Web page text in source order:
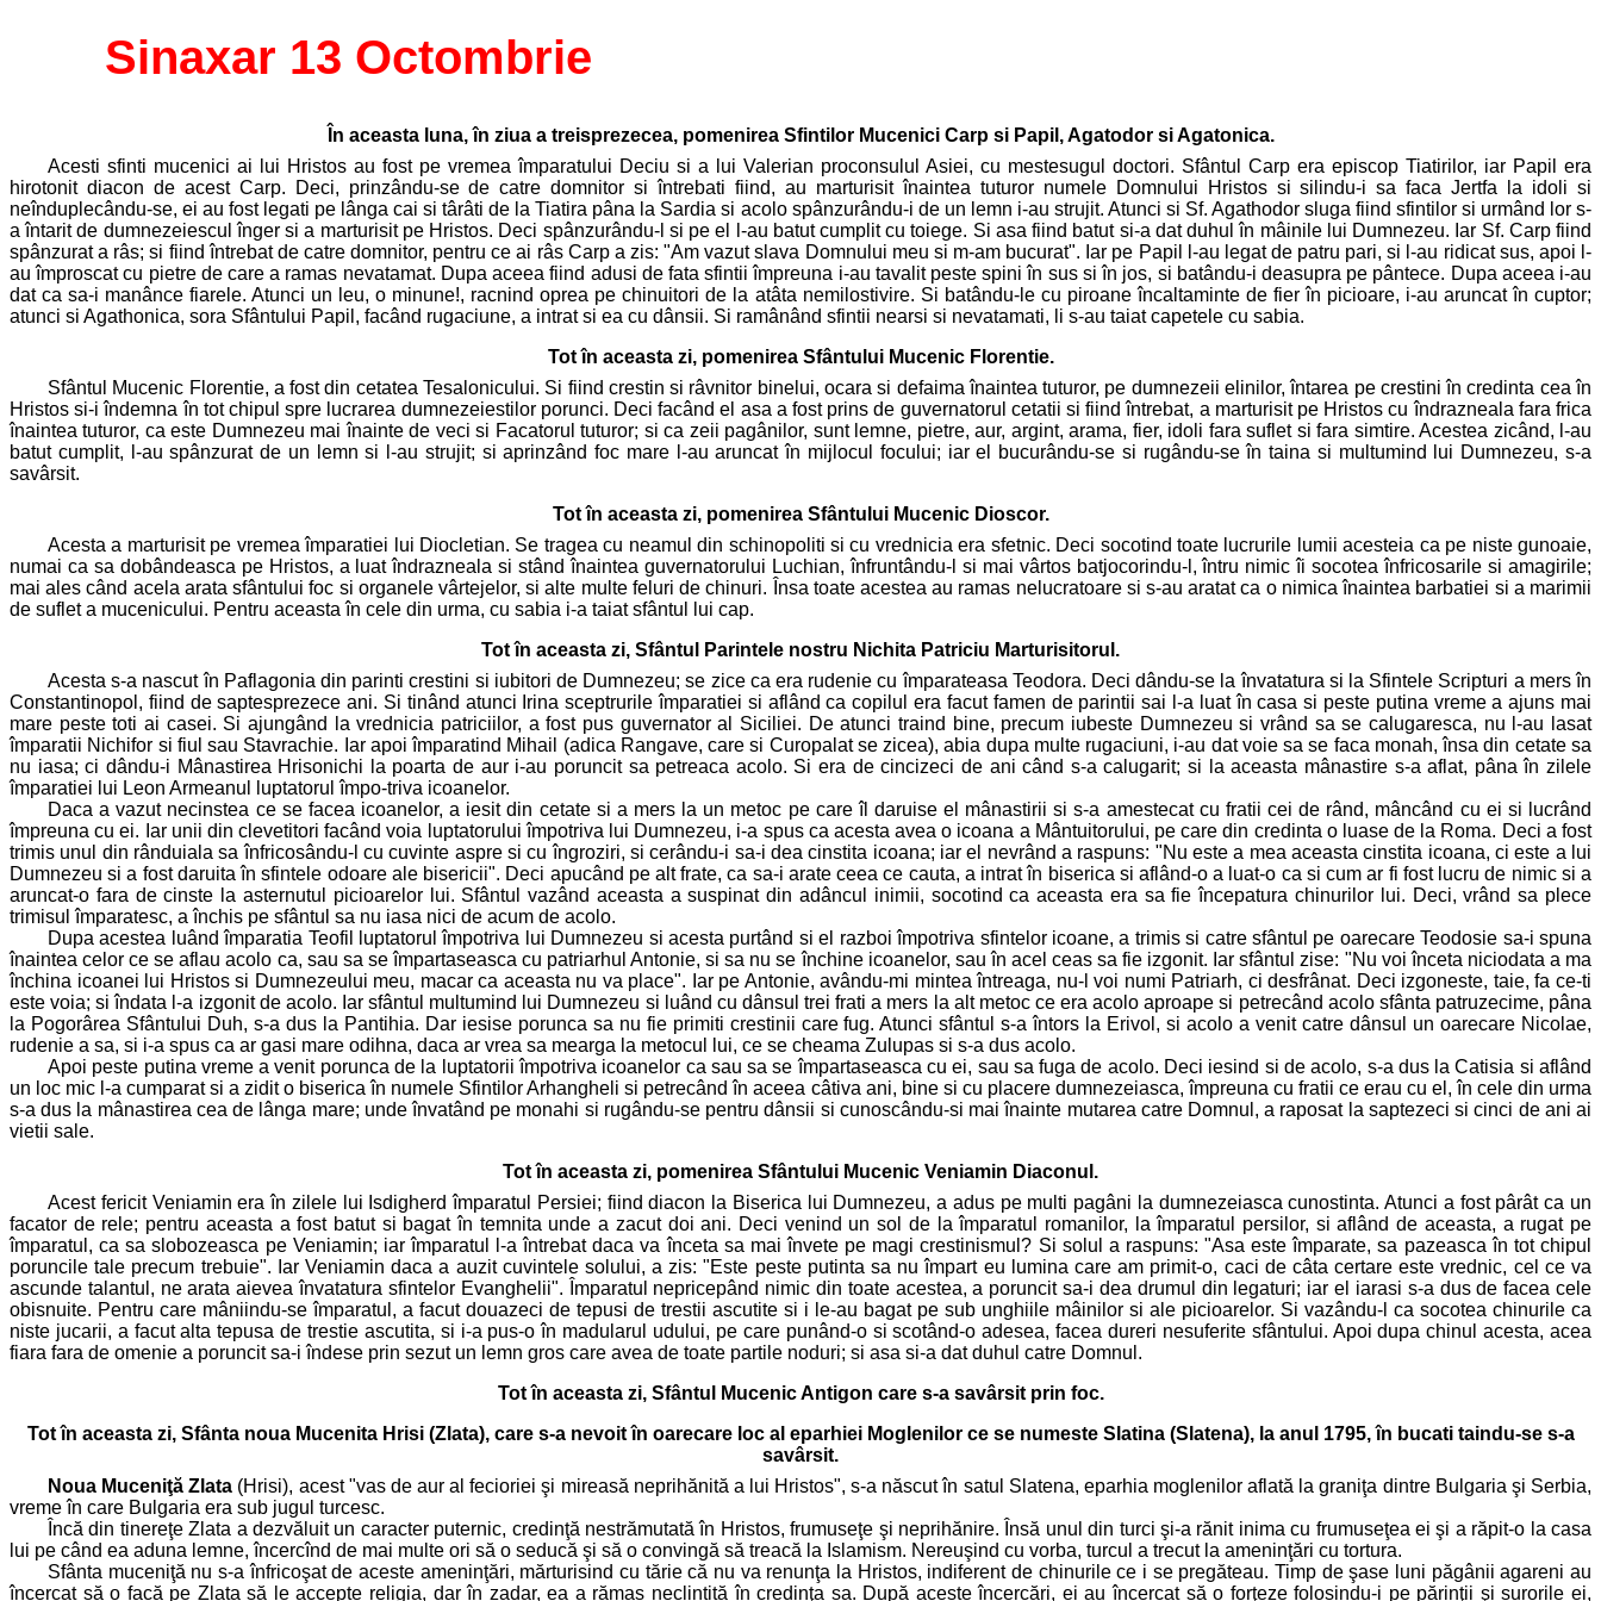
Sinaxar 13 Octombrie
În aceasta luna, în ziua a treisprezecea, pomenirea Sfintilor Mucenici Carp si Papil, Agatodor si Agatonica.
Acesti sfinti mucenici ai lui Hristos au fost pe vremea împaratului Deciu si a lui Valerian proconsulul Asiei, cu mestesugul doctori. Sfântul Carp era episcop Tiatirilor, iar Papil era
hirotonit diacon de acest Carp. Deci, prinzându-se de catre domnitor si întrebati fiind, au marturisit înaintea tuturor numele Domnului Hristos si silindu-i sa faca Jertfa la idoli si
neînduplecându-se, ei au fost legati pe lânga cai si târâti de la Tiatira pâna la Sardia si acolo spânzurându-i de un lemn i-au strujit. Atunci si Sf. Agathodor sluga fiind sfintilor si urmând lor s-
a întarit de dumnezeiescul înger si a marturisit pe Hristos. Deci spânzurându-l si pe el l-au batut cumplit cu toiege. Si asa fiind batut si-a dat duhul în mâinile lui Dumnezeu. Iar Sf. Carp fiind
spânzurat a râs; si fiind întrebat de catre domnitor, pentru ce ai râs Carp a zis: "Am vazut slava Domnului meu si m-am bucurat". Iar pe Papil l-au legat de patru pari, si l-au ridicat sus, apoi l-
au împroscat cu pietre de care a ramas nevatamat. Dupa aceea fiind adusi de fata sfintii împreuna i-au tavalit peste spini în sus si în jos, si batându-i deasupra pe pântece. Dupa aceea i-au
dat ca sa-i manânce fiarele. Atunci un leu, o minune!, racnind oprea pe chinuitori de la atâta nemilostivire. Si batându-le cu piroane încaltaminte de fier în picioare, i-au aruncat în cuptor;
atunci si Agathonica, sora Sfântului Papil, facând rugaciune, a intrat si ea cu dânsii. Si ramânând sfintii nearsi si nevatamati, li s-au taiat capetele cu sabia.
Tot în aceasta zi, pomenirea Sfântului Mucenic Florentie.
Sfântul Mucenic Florentie, a fost din cetatea Tesalonicului. Si fiind crestin si râvnitor binelui, ocara si defaima înaintea tuturor, pe dumnezeii elinilor, întarea pe crestini în credinta cea în
Hristos si-i îndemna în tot chipul spre lucrarea dumnezeiestilor porunci. Deci facând el asa a fost prins de guvernatorul cetatii si fiind întrebat, a marturisit pe Hristos cu îndrazneala fara frica
înaintea tuturor, ca este Dumnezeu mai înainte de veci si Facatorul tuturor; si ca zeii pagânilor, sunt lemne, pietre, aur, argint, arama, fier, idoli fara suflet si fara simtire. Acestea zicând, l-au
batut cumplit, l-au spânzurat de un lemn si l-au strujit; si aprinzând foc mare l-au aruncat în mijlocul focului; iar el bucurându-se si rugându-se în taina si multumind lui Dumnezeu, s-a
savârsit.
Tot în aceasta zi, pomenirea Sfântului Mucenic Dioscor.
Acesta a marturisit pe vremea împaratiei lui Diocletian. Se tragea cu neamul din schinopoliti si cu vrednicia era sfetnic. Deci socotind toate lucrurile lumii acesteia ca pe niste gunoaie,
numai ca sa dobândeasca pe Hristos, a luat îndrazneala si stând înaintea guvernatorului Luchian, înfruntându-l si mai vârtos batjocorindu-l, întru nimic îi socotea înfricosarile si amagirile;
mai ales când acela arata sfântului foc si organele vârtejelor, si alte multe feluri de chinuri. Însa toate acestea au ramas nelucratoare si s-au aratat ca o nimica înaintea barbatiei si a marimii
de suflet a mucenicului. Pentru aceasta în cele din urma, cu sabia i-a taiat sfântul lui cap.
Tot în aceasta zi, Sfântul Parintele nostru Nichita Patriciu Marturisitorul.
Acesta s-a nascut în Paflagonia din parinti crestini si iubitori de Dumnezeu; se zice ca era rudenie cu împarateasa Teodora. Deci dându-se la învatatura si la Sfintele Scripturi a mers în
Constantinopol, fiind de saptesprezece ani. Si tinând atunci Irina sceptrurile împaratiei si aflând ca copilul era facut famen de parintii sai l-a luat în casa si peste putina vreme a ajuns mai
mare peste toti ai casei. Si ajungând la vrednicia patriciilor, a fost pus guvernator al Siciliei. De atunci traind bine, precum iubeste Dumnezeu si vrând sa se calugaresca, nu l-au lasat
împaratii Nichifor si fiul sau Stavrachie. Iar apoi împaratind Mihail (adica Rangave, care si Curopalat se zicea), abia dupa multe rugaciuni, i-au dat voie sa se faca monah, însa din cetate sa
nu iasa; ci dându-i Mânastirea Hrisonichi la poarta de aur i-au poruncit sa petreaca acolo. Si era de cincizeci de ani când s-a calugarit; si la aceasta mânastire s-a aflat, pâna în zilele
împaratiei lui Leon Armeanul luptatorul împo-triva icoanelor.
Daca a vazut necinstea ce se facea icoanelor, a iesit din cetate si a mers la un metoc pe care îl daruise el mânastirii si s-a amestecat cu fratii cei de rând, mâncând cu ei si lucrând
împreuna cu ei. Iar unii din clevetitori facând voia luptatorului împotriva lui Dumnezeu, i-a spus ca acesta avea o icoana a Mântuitorului, pe care din credinta o luase de la Roma. Deci a fost
trimis unul din rânduiala sa înfricosându-l cu cuvinte aspre si cu îngroziri, si cerându-i sa-i dea cinstita icoana; iar el nevrând a raspuns: "Nu este a mea aceasta cinstita icoana, ci este a lui
Dumnezeu si a fost daruita în sfintele odoare ale bisericii". Deci apucând pe alt frate, ca sa-i arate ceea ce cauta, a intrat în biserica si aflând-o a luat-o ca si cum ar fi fost lucru de nimic si a
aruncat-o fara de cinste la asternutul picioarelor lui. Sfântul vazând aceasta a suspinat din adâncul inimii, socotind ca aceasta era sa fie începatura chinurilor lui. Deci, vrând sa plece
trimisul împaratesc, a închis pe sfântul sa nu iasa nici de acum de acolo.
Dupa acestea luând împaratia Teofil luptatorul împotriva lui Dumnezeu si acesta purtând si el razboi împotriva sfintelor icoane, a trimis si catre sfântul pe oarecare Teodosie sa-i spuna
înaintea celor ce se aflau acolo ca, sau sa se împartaseasca cu patriarhul Antonie, si sa nu se închine icoanelor, sau în acel ceas sa fie izgonit. Iar sfântul zise: "Nu voi înceta niciodata a ma
închina icoanei lui Hristos si Dumnezeului meu, macar ca aceasta nu va place". Iar pe Antonie, avându-mi mintea întreaga, nu-l voi numi Patriarh, ci desfrânat. Deci izgoneste, taie, fa ce-ti
este voia; si îndata l-a izgonit de acolo. Iar sfântul multumind lui Dumnezeu si luând cu dânsul trei frati a mers la alt metoc ce era acolo aproape si petrecând acolo sfânta patruzecime, pâna
la Pogorârea Sfântului Duh, s-a dus la Pantihia. Dar iesise porunca sa nu fie primiti crestinii care fug. Atunci sfântul s-a întors la Erivol, si acolo a venit catre dânsul un oarecare Nicolae,
rudenie a sa, si i-a spus ca ar gasi mare odihna, daca ar vrea sa mearga la metocul lui, ce se cheama Zulupas si s-a dus acolo.
Apoi peste putina vreme a venit porunca de la luptatorii împotriva icoanelor ca sau sa se împartaseasca cu ei, sau sa fuga de acolo. Deci iesind si de acolo, s-a dus la Catisia si aflând
un loc mic l-a cumparat si a zidit o biserica în numele Sfintilor Arhangheli si petrecând în aceea câtiva ani, bine si cu placere dumnezeiasca, împreuna cu fratii ce erau cu el, în cele din urma
s-a dus la mânastirea cea de lânga mare; unde învatând pe monahi si rugându-se pentru dânsii si cunoscându-si mai înainte mutarea catre Domnul, a raposat la saptezeci si cinci de ani ai
vietii sale.
Tot în aceasta zi, pomenirea Sfântului Mucenic Veniamin Diaconul.
Acest fericit Veniamin era în zilele lui Isdigherd împaratul Persiei; fiind diacon la Biserica lui Dumnezeu, a adus pe multi pagâni la dumnezeiasca cunostinta. Atunci a fost pârât ca un
facator de rele; pentru aceasta a fost batut si bagat în temnita unde a zacut doi ani. Deci venind un sol de la împaratul romanilor, la împaratul persilor, si aflând de aceasta, a rugat pe
împaratul, ca sa slobozeasca pe Veniamin; iar împaratul l-a întrebat daca va înceta sa mai învete pe magi crestinismul? Si solul a raspuns: "Asa este împarate, sa pazeasca în tot chipul
poruncile tale precum trebuie". Iar Veniamin daca a auzit cuvintele solului, a zis: "Este peste putinta sa nu împart eu lumina care am primit-o, caci de câta certare este vrednic, cel ce va
ascunde talantul, ne arata aievea învatatura sfintelor Evanghelii". Împaratul nepricepând nimic din toate acestea, a poruncit sa-i dea drumul din legaturi; iar el iarasi s-a dus de facea cele
obisnuite. Pentru care mâniindu-se împaratul, a facut douazeci de tepusi de trestii ascutite si i le-au bagat pe sub unghiile mâinilor si ale picioarelor. Si vazându-l ca socotea chinurile ca
niste jucarii, a facut alta tepusa de trestie ascutita, si i-a pus-o în madularul udului, pe care punând-o si scotând-o adesea, facea dureri nesuferite sfântului. Apoi dupa chinul acesta, acea
fiara fara de omenie a poruncit sa-i îndese prin sezut un lemn gros care avea de toate partile noduri; si asa si-a dat duhul catre Domnul.
Tot în aceasta zi, Sfântul Mucenic Antigon care s-a savârsit prin foc.
Tot în aceasta zi, Sfânta noua Mucenita Hrisi (Zlata), care s-a nevoit în oarecare loc al eparhiei Moglenilor ce se numeste Slatina (Slatena), la anul 1795, în bucati taindu-se s-a
savârsit.
Noua MuceniţăZlata (Hrisi), acest "vas de aur al fecioriei şi mireasă neprihănită a lui Hristos", s-a născut în satul Slatena, eparhia moglenilor aflată la graniţa dintre Bulgaria şi Serbia,
vreme în care Bulgaria era sub jugul turcesc.
Încă din tinereţe Zlata a dezvăluit un caracter puternic, credinţă nestrămutată în Hristos, frumuseţe şi neprihănire. Însă unul din turci şi-a rănit inima cu frumuseţea ei şi a răpit-o la casa
lui pe când ea aduna lemne, încercînd de mai multe ori să o seducă şi să o convingă să treacă la Islamism. Nereuşind cu vorba, turcul a trecut la ameninţări cu tortura.
Sfânta muceniţă nu s-a înfricoşat de aceste ameninţări, mărturisind cu tărie că nu va renunţa la Hristos, indiferent de chinurile ce i se pregăteau. Timp de şase luni păgânii agareni au
încercat să o facă pe Zlata să le accepte religia, dar în zadar, ea a rămas neclintită în credinţa sa. După aceste încercări, ei au încercat să o forţeze folosindu-i pe părinţii şi surorile ei,